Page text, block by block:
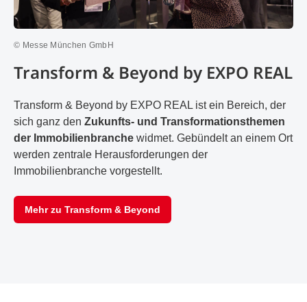
© Messe München GmbH
Transform & Beyond by EXPO REAL
Transform & Beyond by EXPO REAL ist ein Bereich, der
sich ganz den Zukunfts- und Transformationsthemen
der Immobilienbranche widmet. Gebündelt an einem Ort
werden zentrale Herausforderungen der
Immobilienbranche vorgestellt.
Mehr zu Transform & Beyond